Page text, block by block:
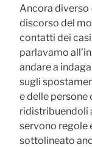
Ancora diverso
discorso del
contatti dei
parlavamo
andare a
sugli
e delle persone
ridistribuendoli
servono regole
sottolineato